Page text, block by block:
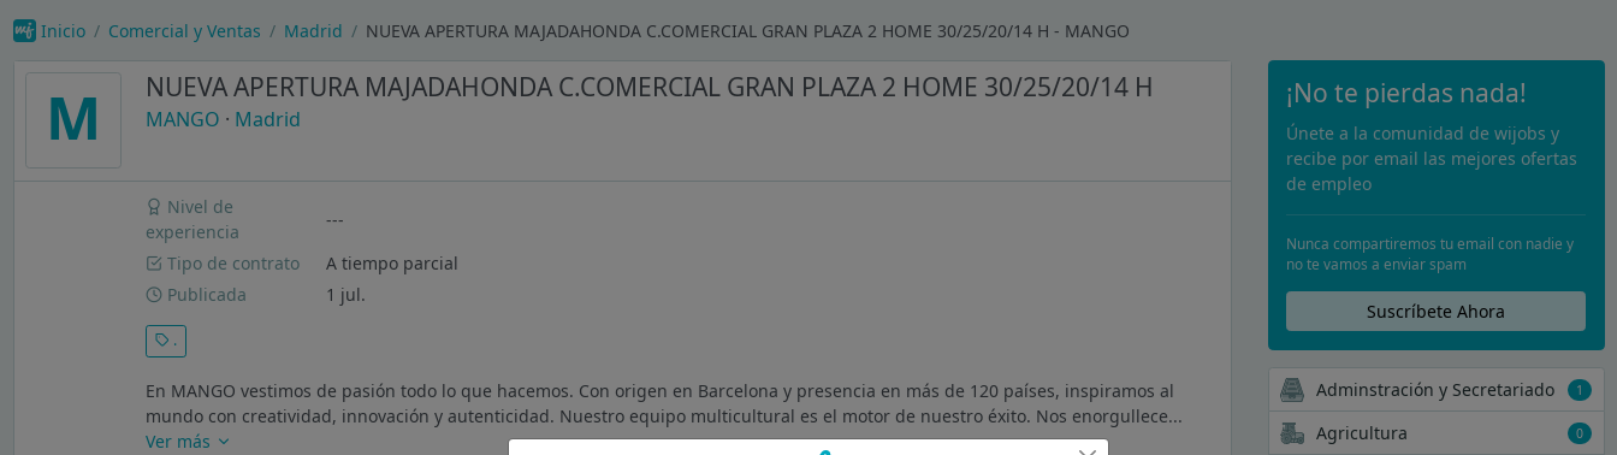
Inicio Comercial y Ventas Madrid NUEVA APERTURA MAJADAHONDA C.COMERCIAL GRAN PLAZA 2 HOME 30/25/20/14 H - MANGO
M NUEVA APERTURA MAJADAHONDA C.COMERCIAL GRAN PLAZA 2 HOME 30/25/20/14 H
MANGO · Madrid
Nivel de
experiencia
---
Tipo de contrato
A tiempo parcial
Publicada
1 jul.
.
En MANGO vestimos de pasión todo lo que hacemos. Con origen en Barcelona y presencia en más de 120 países, inspiramos al
mundo con creatividad, innovación y autenticidad. Nuestro equipo multicultural es el motor de nuestro éxito. Nos enorgullece...
Ver más
¡No te pierdas nada!
Únete a la comunidad de wijobs y
recibe por email las mejores ofertas
de empleo
Nunca compartiremos tu email con nadie y
no te vamos a enviar spam
Suscríbete Ahora
Adminstración y Secretariado 1
Agricultura 0